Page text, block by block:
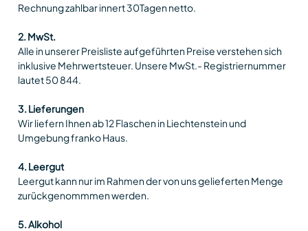
Rechnung zahlbar innert 30Tagen netto.
2. MwSt.
Alle in unserer Preisliste aufgeführten Preise verstehen sich
inklusive Mehrwertsteuer. Unsere MwSt.- Registriernummer
lautet 50 844.
3. Lieferungen
Wir liefern Ihnen ab 12 Flaschen in Liechtenstein und
Umgebung franko Haus.
4. Leergut
Leergut kann nur im Rahmen der von uns gelieferten Menge
zurückgenommmen werden.
5. Alkohol